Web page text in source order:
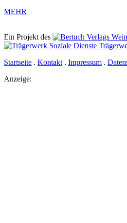
MEHR
Ein Projekt des Verlags
Startseite . Kontakt . Impressum .
Anzeige: